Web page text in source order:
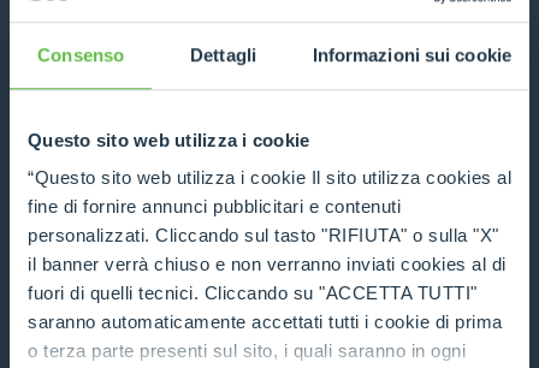
Consenso Dettagli Informazioni sui cookie
Questo sito web utilizza i cookie
“Questo sito web utilizza i cookie Il sito utilizza cookies al
fine di fornire annunci pubblicitari e contenuti
personalizzati. Cliccando sul tasto "RIFIUTA" o sulla "X"
il banner verrà chiuso e non verranno inviati cookies al di
fuori di quelli tecnici. Cliccando su "ACCETTA TUTTI"
saranno automaticamente accettati tutti i cookie di prima
o terza parte presenti sul sito, i quali saranno in ogni
M8.3EVO